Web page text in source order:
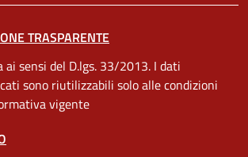
TRASPARENTE
sensi del D.lgs. 33/2013. I dati
sono riutilizzabili solo alle condizioni
vigente